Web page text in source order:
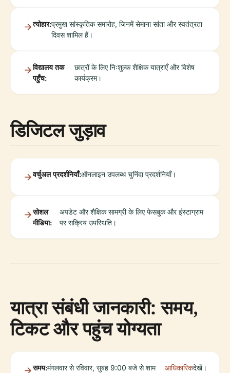
त्योहार:प्रमुख सांस्कृतिक समारोह, जिनमें सेमाना सांता और स्वतंत्रता
दिवस शामिल हैं।
विद्यालय तक
पहुँच:
छात्रों के लिए निःशुल्क शैक्षिक यात्राएँ और विशेष
कार्यक्रम।
डिजिटल जुड़ाव
वर्चुअल प्रदर्शनियाँ:ऑनलाइन उपलब्ध चुनिंदा प्रदर्शनियाँ।
सोशल
मीडिया:
अपडेट और शैक्षिक सामग्री के लिए फेसबुक और इंस्टाग्राम
पर सक्रिय उपस्थिति।
यात्रा संबंधी जानकारी: समय,
टिकट और पहुंच योग्यता
समय:मंगलवार से रविवार, सुबह 9:00 बजे से शाम
आधिकारिकदेखें।